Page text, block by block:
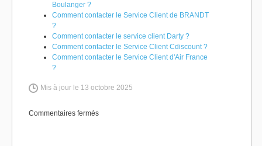
Boulanger ?
Comment contacter le Service Client de BRANDT
?
Comment contacter le service client Darty ?
Comment contacter le Service Client Cdiscount ?
Comment contacter le Service Client d'Air France
?
Mis à jour le 13 octobre 2025
Commentaires fermés